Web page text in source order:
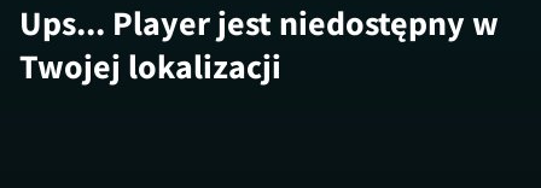
Ups... Player jest niedostępny w
Twojej lokalizacji